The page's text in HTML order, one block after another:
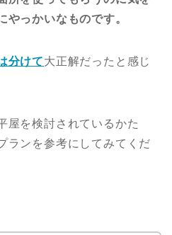
やっかいなものです。
分けて大正解だったと感じ
屋を検討されているかた
ランを参考にしてみてくだ